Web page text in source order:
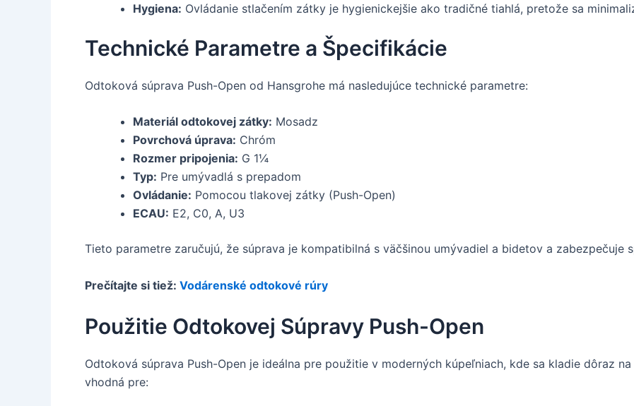
Hygiena: Ovládanie stlačením zátky je hygienickejšie ako tradičné tiahlá, pretože sa
Technické Parametre a Špecifikácie
Odtoková súprava Push-Open od Hansgrohe má nasledujúce technické parametre:
Materiál odtokovej zátky: Mosadz
Povrchová úprava: Chróm
Rozmer pripojenia: G 1¼
Typ: Pre umývadlá s prepadom
Ovládanie: Pomocou tlakovej zátky (Push-Open)
ECAU: E2, C0, A, U3
Tieto parametre zaručujú, že súprava je kompatibilná s väčšinou umývadiel a bidetov a zabezpečuje
Prečítajte si tiež: Vodárenské odtokové rúry
Použitie Odtokovej Súpravy Push-Open
Odtoková súprava Push-Open je ideálna pre použitie v moderných kúpeľniach, kde sa kladie dôraz
vhodná pre: